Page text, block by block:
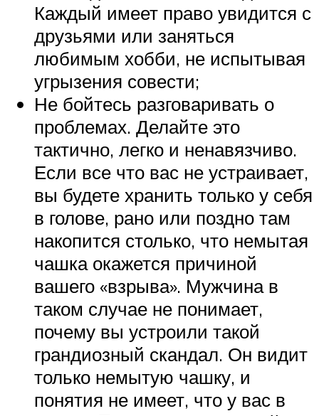
Каждый имеет право увидится с
друзьями или заняться
любимым хобби, не испытывая
угрызения совести;
Не бойтесь разговаривать о
проблемах. Делайте это
тактично, легко и ненавязчиво.
Если все что вас не устраивает,
вы будете хранить только у себя
в голове, рано или поздно там
накопится столько, что немытая
чашка окажется причиной
вашего «взрыва». Мужчина в
таком случае не понимает,
почему вы устроили такой
грандиозный скандал. Он видит
только немытую чашку, и
понятия не имеет, что у вас в